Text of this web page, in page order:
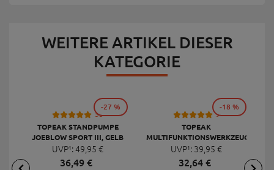
WEITERE ARTIKEL DIESER
KATEGORIE
53
TOPEAK STANDPUMPE
JOEBLOW SPORT III, GELB
UVP¹:49,95 €
36,49€
-27 %
9
TOPEAK
MULTIFUNKTIONSWERKZEUG
MINI 20 PRO
UVP¹: 39,95 €
32,64€
-18 %